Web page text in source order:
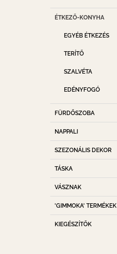
átugrása
KÉTKEZŐ-KONYHA
EGYÉB ÉTKEZÉS
TERÍTŐ
SZALVÉTA
EDÉNYFOGÓ
FÜRDŐSZOBA
NAPPALI
SZEZONÁLIS DEKOR
TÁSKA
VÁSZNAK
'GIMMOKA' TERMÉKEK
KIEGÉSZÍTŐK